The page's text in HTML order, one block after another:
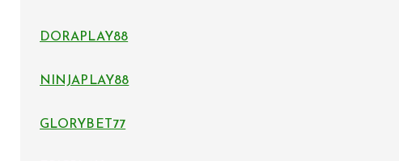
DORAPLAY88
NINJAPLAY88
GLORYBET77